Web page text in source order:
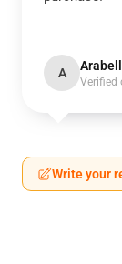
A
Verified
Write your